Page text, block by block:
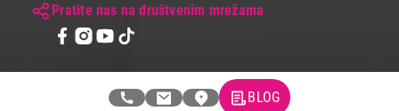
Pratite nas na društvenim mrežama
BLOG